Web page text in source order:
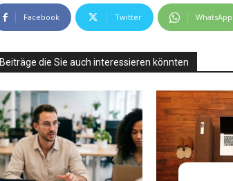
Facebook Twitter WhatsApp
Beiträge die Sie auch interessieren könnten